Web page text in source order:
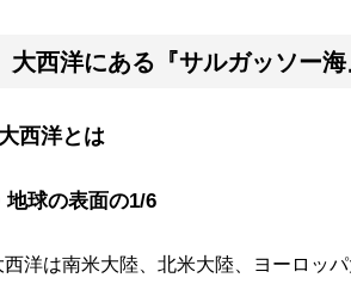
大西洋にある『サルガッソー海
大西洋とは
地球の表面の1/6
西洋は南米大陸、北米大陸、ヨーロッ